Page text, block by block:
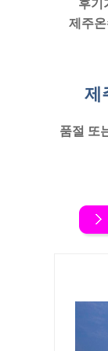
제주
제
품절 또